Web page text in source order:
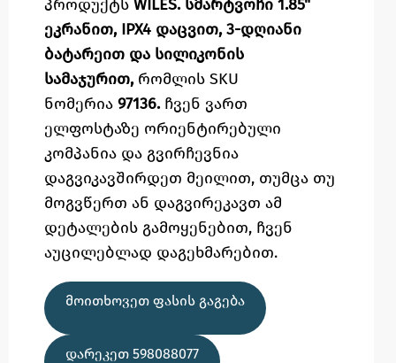
პროდუქტს WILES. სმარტვოჩი 1.85"
ეკრანით, IPX4 დაცვით, 3-დღიანი
ბატარეით და სილიკონის
სამაჯურით, რომლის SKU
ნომერია 97136. ჩვენ ვართ
ელფოსტაზე ორიენტირებული
კომპანია და გვირჩევნია
დაგვიკავშირდეთ მეილით, თუმცა თუ
მოგვწერთ ან დაგვირეკავთ ამ
დეტალების გამოყენებით, ჩვენ
აუცილებლად დაგეხმარებით.
ᲛᲝᲘᲗᲮᲝᲕᲔᲗ ᲤᲐᲡᲘᲡ ᲒᲐᲒᲔᲑᲐ
ᲓᲐᲠᲔᲙᲔᲗ 598088077